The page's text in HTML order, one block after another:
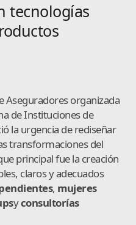
tecnologías
Aseguradores organizada
de Instituciones de
la urgencia de rediseñar
transformaciones del
principal fue la creación
claros y adecuados
, mujeres
yconsultorías